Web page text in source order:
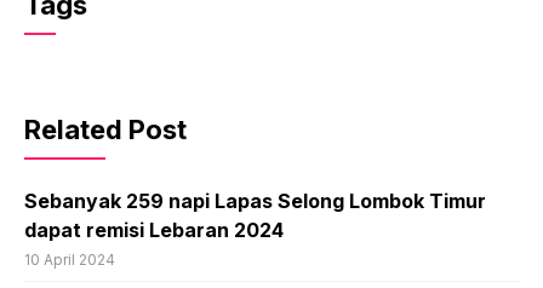
Related Post
Sebanyak 259 napi Lapas Selong Lombok Timur
dapat remisi Lebaran 2024
10 April 2024